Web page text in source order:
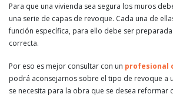
Para que una vivienda sea segura los muros
una serie de capas de revoque. Cada una de
función específica, para ello debe ser
correcta.
Por eso es mejor consultar con un profesional
podrá aconsejarnos sobre el tipo de revoque a
se necesita para la obra que se desea reformar